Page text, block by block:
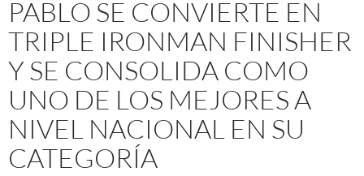
PABLO SE CONVIERTE EN
TRIPLE IRONMAN FINISHER
Y SE CONSOLIDA COMO
UNO DE LOS MEJORES A
NIVEL NACIONAL EN SU
CATEGORÍA